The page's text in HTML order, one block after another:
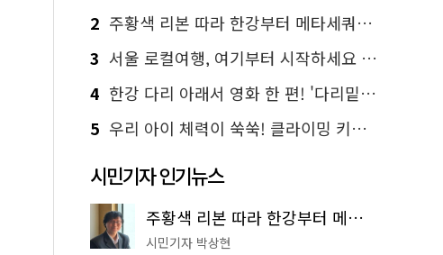
2 주황색 리본 따라 한강부터 메타세쿼이아 숲길까지…서울둘레길 15코스
3 서울 로컬여행, 여기부터 시작하세요 '서울에디션25'
4 한강 다리 아래서 영화 한 편! '다리밑 영화관' 무료 상영
5 우리 아이 체력이 쑥쑥! 클라이밍 키즈카페·어린이 체력장
시민기자 인기뉴스
주황색 리본 따라 한강부터 메타세쿼이아 숲길까지…서울둘레길 15코스
시민기자 박상현